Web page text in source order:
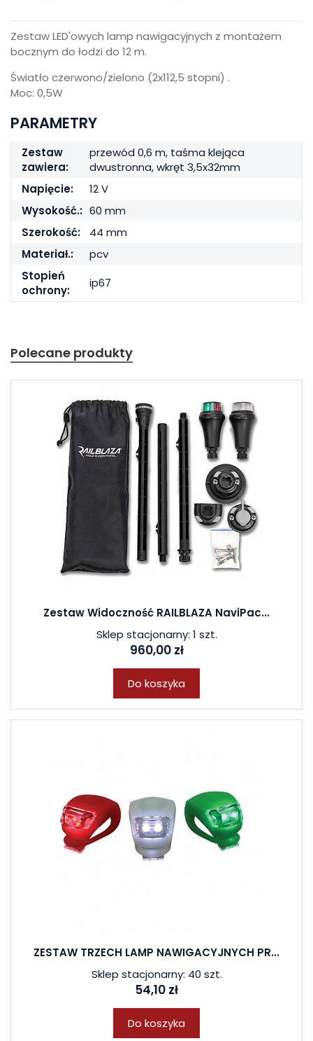
Zestaw LED'owych lamp nawigacyjnych z montażem
bocznym do łodzi do 12 m.
Światło czerwono/zielono (2x112,5 stopni) .
Moc: 0,5W
PARAMETRY
Zestaw
zawiera:
przewód 0,6 m, taśma klejąca
dwustronna, wkręt 3,5x32mm
Napięcie:
12 V
Wysokość.: 60 mm
Szerokość:
44 mm
Materiał.:
pcv
Stopień
ochrony:
ip67
Polecane produkty
Zestaw Widoczność RAILBLAZA NaviPac...
Sklep stacjonarny: 1 szt.
960,00 zł
Do koszyka
ZESTAW TRZECH LAMP NAWIGACYJNYCH PR...
Sklep stacjonarny: 40 szt.
54,10 zł
Do koszyka